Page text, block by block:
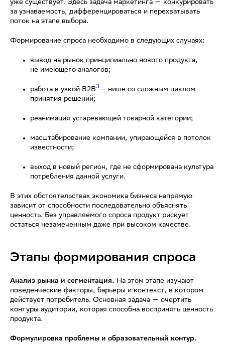
уже существует. Здесь задача маркетинга — конкурировать
за узнаваемость, дифференцироваться и перехватывать
поток на этапе выбора.
Формирование спроса необходимо в следующих случаях:
вывод на рынок принципиально нового продукта,
не имеющего аналогов;
работа в узкой B2B3— нише со сложным циклом
принятия решений;
реанимация устаревающей товарной категории;
масштабирование компании, упирающейся в потолок
известности;
выход в новый регион, где не сформирована культура
потребления данной услуги.
В этих обстоятельствах экономика бизнеса напрямую
зависит от способности последовательно объяснять
ценность. Без управляемого спроса продукт рискует
остаться незамеченным даже при высоком качестве.
Этапы формирования спроса
Анализ рынка и сегментация. На этом этапе изучают
поведенческие факторы, барьеры и контекст, в котором
действует потребитель. Основная задача — очертить
контуры аудитории, которая способна воспринять ценность
продукта.
Формулировка проблемы и образовательный контур.